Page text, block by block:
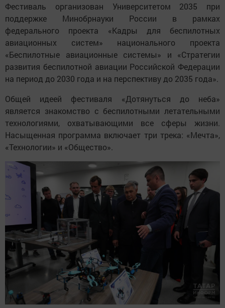
Фестиваль организован Университетом 2035 при
поддержке Минобрнауки России в рамках
федерального проекта «Кадры для беспилотных
авиационных систем» национального проекта
«Беспилотные авиационные системы» и «Стратегии
развития беспилотной авиации Российской Федерации
на период до 2030 года и на перспективу до 2035 года».
Общей идеей фестиваля «Дотянуться до неба»
является знакомство с беспилотными летательными
технологиями, охватывающими все сферы жизни.
Насыщенная программа включает три трека: «Мечта»,
«Технологии» и «Общество».